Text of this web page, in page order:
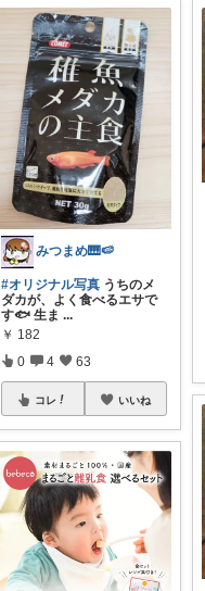
みつまめ🎹🍉
#オリジナル写真 うちのメ
ダカが、よく食べるエサで
す🐟 生ま ...
￥ 182
0 4 63
コレ いいね